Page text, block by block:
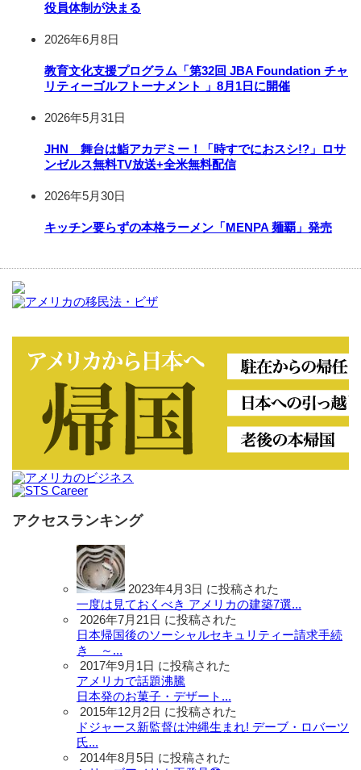
役員体制が決まる
2026年6月8日
教育文化支援プログラム「第32回 JBA Foundation チャ
リティーゴルフトーナメント 」8月1日に開催
2026年5月31日
JHN 舞台は鮨アカデミー！「時すでにおスシ!?」ロサ
ンゼルス無料TV放送+全米無料配信
2026年5月30日
キッチン要らずの本格ラーメン「MENPA 麺覇」発売
アクセスランキング
2023年4月3日 に投稿された
一度は見ておくべき アメリカの建築7選...
2026年7月21日 に投稿された
日本帰国後のソーシャルセキュリティー請求手続
き ～...
2017年9月1日 に投稿された
アメリカで話題沸騰
日本発のお菓子・デザート...
2015年12月2日 に投稿された
ドジャース新監督は沖縄生まれ! デーブ・ロバーツ
氏...
2014年8月5日 に投稿された